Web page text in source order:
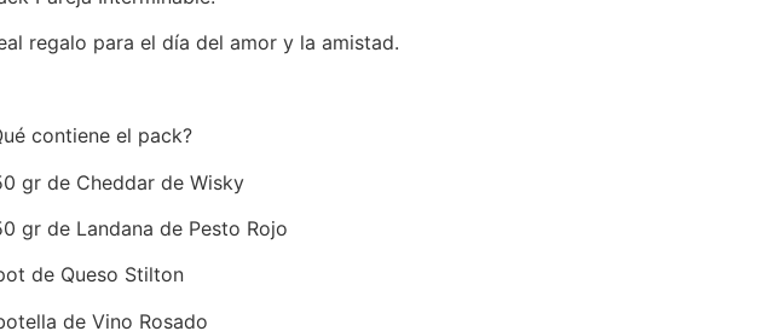
regalo para el día del amor y la amistad.
contiene el pack?
gr de Cheddar de Wisky
gr de Landana de Pesto Rojo
de Queso Stilton
de Vino Rosado